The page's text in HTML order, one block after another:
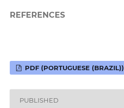
REFERENCES
PDF (PORTUGUESE (BRAZIL))
PUBLISHED